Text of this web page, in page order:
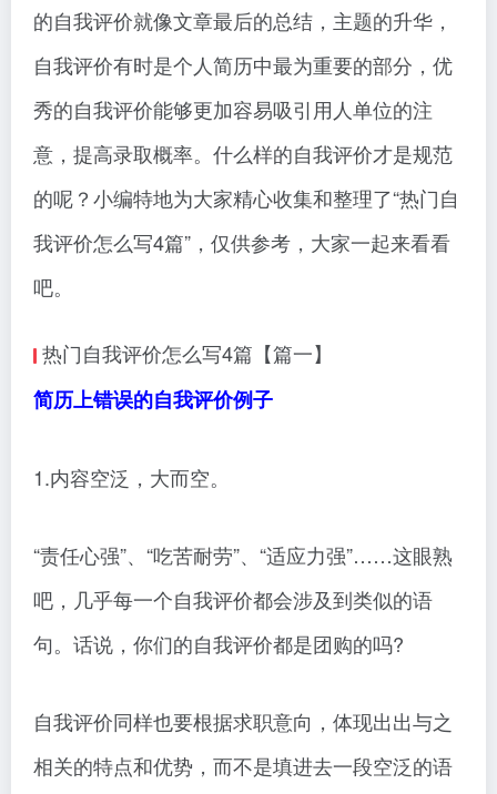
的自我评价就像文章最后的总结，主题的升华，
自我评价有时是个人简历中最为重要的部分，优
秀的自我评价能够更加容易吸引用人单位的注
意，提高录取概率。什么样的自我评价才是规范
的呢？小编特地为大家精心收集和整理了“热门自
我评价怎么写4篇”，仅供参考，大家一起来看看
吧。
热门自我评价怎么写4篇【篇一】
简历上错误的自我评价例子
1.内容空泛，大而空。
“责任心强”、“吃苦耐劳”、“适应力强”……这眼熟
吧，几乎每一个自我评价都会涉及到类似的语
句。话说，你们的自我评价都是团购的吗?
自我评价同样也要根据求职意向，体现出出与之
相关的特点和优势，而不是填进去一段空泛的语